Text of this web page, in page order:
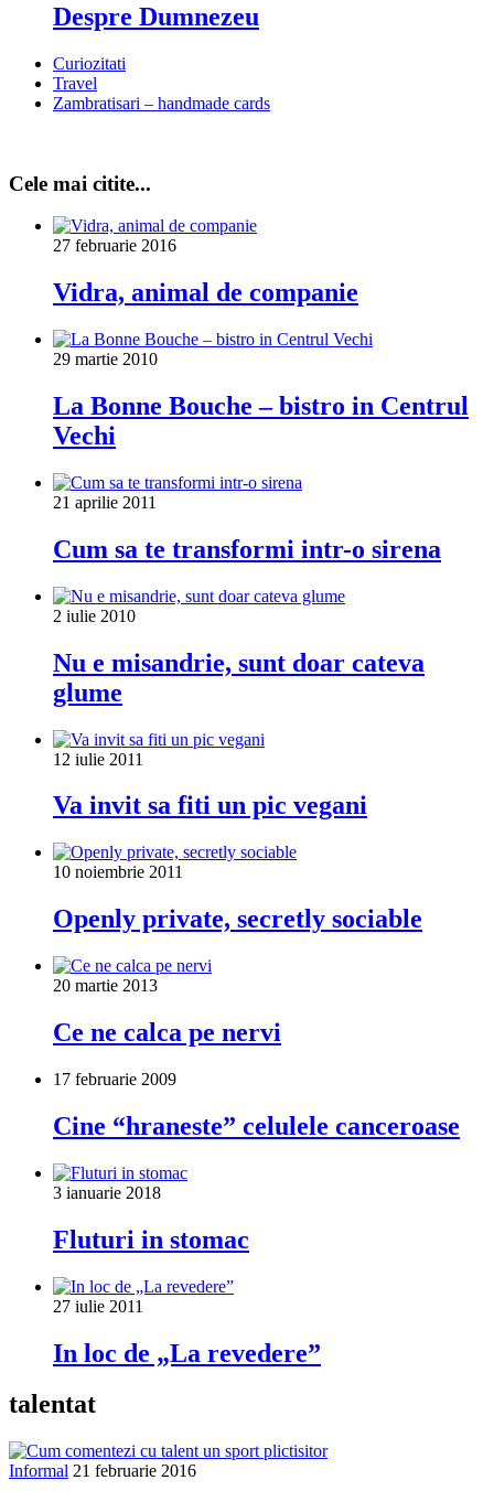
Despre Dumnezeu
Curiozitati
Travel
Zambratisari – handmade cards
Cele mai citite...
27 februarie 2016
Vidra, animal de companie
29 martie 2010
La Bonne Bouche – bistro in Centrul
Vechi
21 aprilie 2011
Cum sa te transformi intr-o sirena
2 iulie 2010
Nu e misandrie, sunt doar cateva
glume
12 iulie 2011
Va invit sa fiti un pic vegani
10 noiembrie 2011
Openly private, secretly sociable
20 martie 2013
Ce ne calca pe nervi
17 februarie 2009
Cine “hraneste” celulele canceroase
3 ianuarie 2018
Fluturi in stomac
27 iulie 2011
In loc de „La revedere”
talentat
Informal 21 februarie 2016